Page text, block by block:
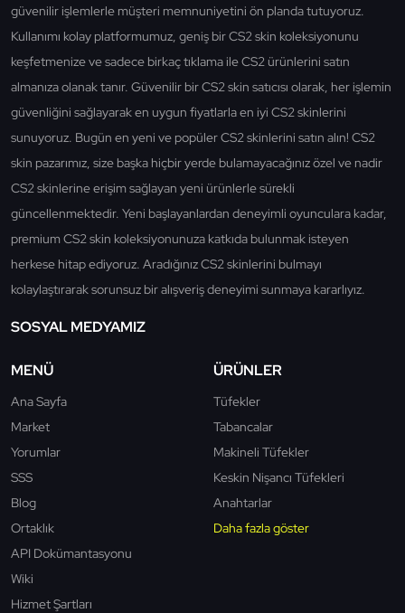
güvenilir işlemlerle müşteri memnuniyetini ön planda tutuyoruz.
Kullanımı kolay platformumuz, geniş bir CS2 skin koleksiyonunu
keşfetmenize ve sadece birkaç tıklama ile CS2 ürünlerini satın
almanıza olanak tanır. Güvenilir bir CS2 skin satıcısı olarak, her işlemin
güvenliğini sağlayarak en uygun fiyatlarla en iyi CS2 skinlerini
sunuyoruz. Bugün en yeni ve popüler CS2 skinlerini satın alın! CS2
skin pazarımız, size başka hiçbir yerde bulamayacağınız özel ve nadir
CS2 skinlerine erişim sağlayan yeni ürünlerle sürekli
güncellenmektedir. Yeni başlayanlardan deneyimli oyunculara kadar,
premium CS2 skin koleksiyonunuza katkıda bulunmak isteyen
herkese hitap ediyoruz. Aradığınız CS2 skinlerini bulmayı
kolaylaştırarak sorunsuz bir alışveriş deneyimi sunmaya kararlıyız.
SOSYAL MEDYAMIZ
MENÜ
Ana Sayfa
Market
Yorumlar
SSS
Blog
Ortaklık
API Dokümantasyonu
Wiki
Hizmet Şartları
ÜRÜNLER
Tüfekler
Tabancalar
Makineli Tüfekler
Keskin Nişancı Tüfekleri
Anahtarlar
Daha fazla göster